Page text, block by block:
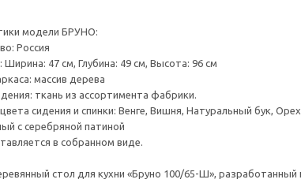
модели БРУНО:
Россия
47 см, Глубина: 49 см, Высота: 96 см
массив дерева
ткань из ассортимента фабрики.
сидения и спинки: Венге, Вишня, Натуральный бук,
с серебряной патиной
в собранном виде.
стол для кухни «Бруно 100/65-Ш»,